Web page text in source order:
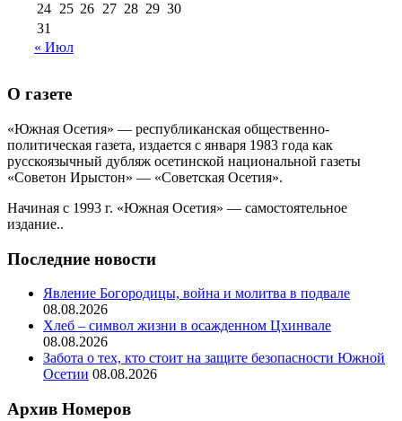
24 25 26 27 28 29 30
31
« Июл
О газете
«Южная Осетия» — республиканская общественно-
политическая газета, издается с января 1983 года как
русскоязычный дубляж осетинской национальной газеты
«Советон Ирыстон» — «Советская Осетия».
Начиная с 1993 г. «Южная Осетия» — самостоятельное
издание..
Последние новости
Явление Богородицы, война и молитва в подвале
08.08.2026
Хлеб – символ жизни в осажденном Цхинвале
08.08.2026
Забота о тех, кто стоит на защите безопасности Южной
Осетии 08.08.2026
Архив Номеров